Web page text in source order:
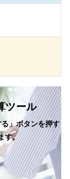
ツール
」ボタンを押す
す。